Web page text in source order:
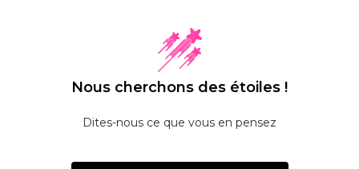
Nous cherchons des étoiles !
Dites-nous ce que vous en pensez